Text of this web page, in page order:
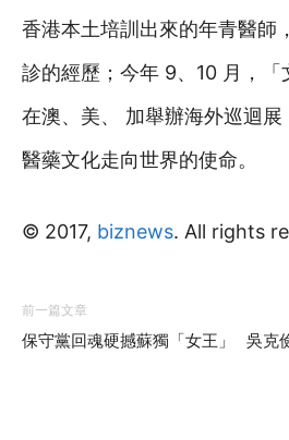
香港本土培訓出來的年青醫師
診的經歷；今年 9、10 月，「
在澳、美、 加舉辦海外巡迴
醫藥文化走向世界的使命。
© 2017, biznews. All rights
前一篇文章
保守黨回魂硬撼蘇獨「女王」
吳克